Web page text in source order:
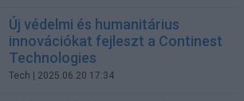
Új védelmi és humanitárius
innovációkat fejleszt a Continest
Technologies
Tech | 2025.06.20 17:34